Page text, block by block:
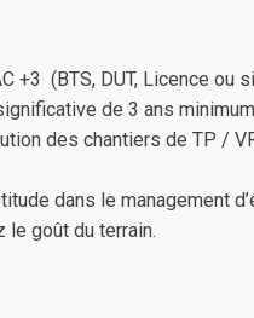
+3 (BTS, DUT, Licence ou
de 3 ans
des chantiers de TP /
dans le management
le goût du terrain.